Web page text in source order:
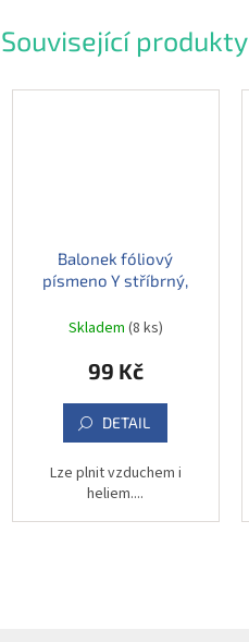
Související produkty
Balonek fóliový
písmeno Y stříbrný,
Skladem (8 ks)
99 Kč
DETAIL
Lze plnit vzduchem i
heliem....